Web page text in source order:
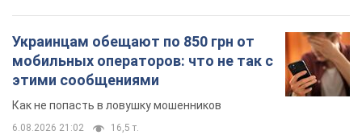
Украинцам обещают по 850 грн от
мобильных операторов: что не так с
этими сообщениями
Как не попасть в ловушку мошенников
6.08.2026 21:02 16,5 т.